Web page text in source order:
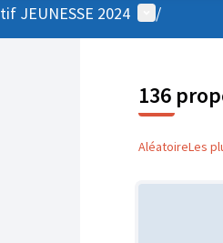
JEUNESSE 2024 Menu
/
136
AléatoireLes